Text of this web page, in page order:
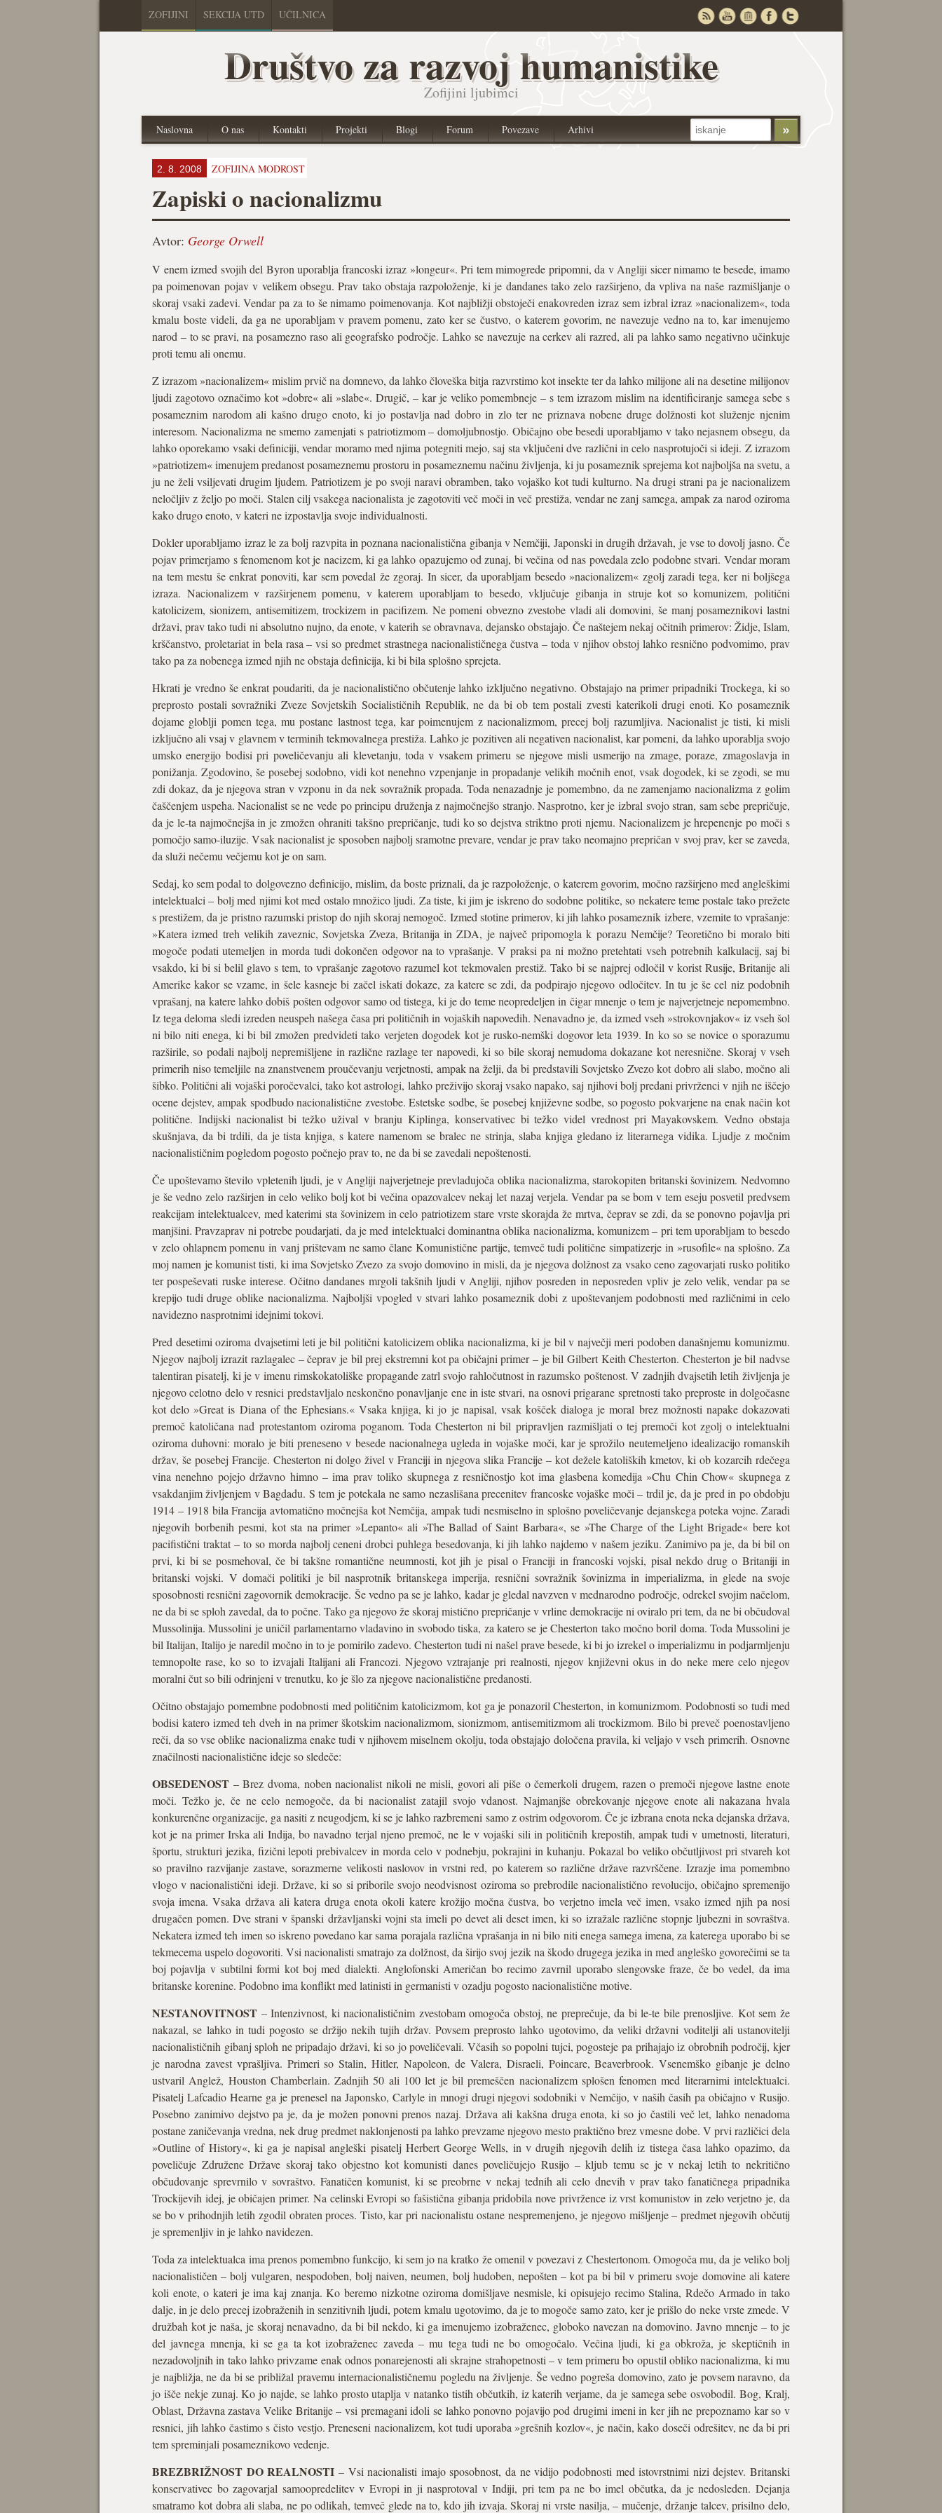
ZOFIJINI SEKCIJA UTD UČILNICA
Društvo za razvoj humanistike
Zofijini ljubimci
Naslovna O nas Kontakti Projekti Blogi Forum Povezave Arhivi
2. 8. 2008 ZOFIJINA MODROST
Zapiski o nacionalizmu
Avtor: George Orwell
V enem izmed svojih del Byron uporablja francoski izraz »longeur«. Pri tem mimogrede pripomni, da v Angliji sicer nimamo te besede, imamo
pa poimenovan pojav v velikem obsegu. Prav tako obstaja razpoloženje, ki je dandanes tako zelo razširjeno, da vpliva na naše razmišljanje o
skoraj vsaki zadevi. Vendar pa za to še nimamo poimenovanja. Kot najbližji obstoječi enakovreden izraz sem izbral izraz »nacionalizem«, toda
kmalu boste videli, da ga ne uporabljam v pravem pomenu, zato ker se čustvo, o katerem govorim, ne navezuje vedno na to, kar imenujemo
narod – to se pravi, na posamezno raso ali geografsko področje. Lahko se navezuje na cerkev ali razred, ali pa lahko samo negativno učinkuje
proti temu ali onemu.
Z izrazom »nacionalizem« mislim prvič na domnevo, da lahko človeška bitja razvrstimo kot insekte ter da lahko milijone ali na desetine milijonov
ljudi zagotovo označimo kot »dobre« ali »slabe«. Drugič, – kar je veliko pomembneje – s tem izrazom mislim na identificiranje samega sebe s
posameznim narodom ali kašno drugo enoto, ki jo postavlja nad dobro in zlo ter ne priznava nobene druge dolžnosti kot služenje njenim
interesom. Nacionalizma ne smemo zamenjati s patriotizmom – domoljubnostjo. Običajno obe besedi uporabljamo v tako nejasnem obsegu, da
lahko oporekamo vsaki definiciji, vendar moramo med njima potegniti mejo, saj sta vključeni dve različni in celo nasprotujoči si ideji. Z izrazom
»patriotizem« imenujem predanost posameznemu prostoru in posameznemu načinu življenja, ki ju posameznik sprejema kot najboljša na svetu, a
ju ne želi vsiljevati drugim ljudem. Patriotizem je po svoji naravi obramben, tako vojaško kot tudi kulturno. Na drugi strani pa je nacionalizem
neločljiv z željo po moči. Stalen cilj vsakega nacionalista je zagotoviti več moči in več prestiža, vendar ne zanj samega, ampak za narod oziroma
kako drugo enoto, v kateri ne izpostavlja svoje individualnosti.
Dokler uporabljamo izraz le za bolj razvpita in poznana nacionalistična gibanja v Nemčiji, Japonski in drugih državah, je vse to dovolj jasno. Če
pojav primerjamo s fenomenom kot je nacizem, ki ga lahko opazujemo od zunaj, bi večina od nas povedala zelo podobne stvari. Vendar moram
na tem mestu še enkrat ponoviti, kar sem povedal že zgoraj. In sicer, da uporabljam besedo »nacionalizem« zgolj zaradi tega, ker ni boljšega
izraza. Nacionalizem v razširjenem pomenu, v katerem uporabljam to besedo, vključuje gibanja in struje kot so komunizem, politični
katolicizem, sionizem, antisemitizem, trockizem in pacifizem. Ne pomeni obvezno zvestobe vladi ali domovini, še manj posameznikovi lastni
državi, prav tako tudi ni absolutno nujno, da enote, v katerih se obravnava, dejansko obstajajo. Če naštejem nekaj očitnih primerov: Židje, Islam,
krščanstvo, proletariat in bela rasa – vsi so predmet strastnega nacionalističnega čustva – toda v njihov obstoj lahko resnično podvomimo, prav
tako pa za nobenega izmed njih ne obstaja definicija, ki bi bila splošno sprejeta.
Hkrati je vredno še enkrat poudariti, da je nacionalistično občutenje lahko izključno negativno. Obstajajo na primer pripadniki Trockega, ki so
preprosto postali sovražniki Zveze Sovjetskih Socialističnih Republik, ne da bi ob tem postali zvesti katerikoli drugi enoti. Ko posameznik
dojame globlji pomen tega, mu postane lastnost tega, kar poimenujem z nacionalizmom, precej bolj razumljiva. Nacionalist je tisti, ki misli
izključno ali vsaj v glavnem v terminih tekmovalnega prestiža. Lahko je pozitiven ali negativen nacionalist, kar pomeni, da lahko uporablja svojo
umsko energijo bodisi pri poveličevanju ali klevetanju, toda v vsakem primeru se njegove misli usmerijo na zmage, poraze, zmagoslavja in
ponižanja. Zgodovino, še posebej sodobno, vidi kot nenehno vzpenjanje in propadanje velikih močnih enot, vsak dogodek, ki se zgodi, se mu
zdi dokaz, da je njegova stran v vzponu in da nek sovražnik propada. Toda nenazadnje je pomembno, da ne zamenjamo nacionalizma z golim
čaščenjem uspeha. Nacionalist se ne vede po principu druženja z najmočnejšo stranjo. Nasprotno, ker je izbral svojo stran, sam sebe prepričuje,
da je le-ta najmočnejša in je zmožen ohraniti takšno prepričanje, tudi ko so dejstva striktno proti njemu. Nacionalizem je hrepenenje po moči s
pomočjo samo-iluzije. Vsak nacionalist je sposoben najbolj sramotne prevare, vendar je prav tako neomajno prepričan v svoj prav, ker se zaveda,
da služi nečemu večjemu kot je on sam.
Sedaj, ko sem podal to dolgovezno definicijo, mislim, da boste priznali, da je razpoloženje, o katerem govorim, močno razširjeno med angleškimi
intelektualci – bolj med njimi kot med ostalo množico ljudi. Za tiste, ki jim je iskreno do sodobne politike, so nekatere teme postale tako prežete
s prestižem, da je pristno razumski pristop do njih skoraj nemogoč. Izmed stotine primerov, ki jih lahko posameznik izbere, vzemite to vprašanje:
»Katera izmed treh velikih zaveznic, Sovjetska Zveza, Britanija in ZDA, je največ pripomogla k porazu Nemčije? Teoretično bi moralo biti
mogoče podati utemeljen in morda tudi dokončen odgovor na to vprašanje. V praksi pa ni možno pretehtati vseh potrebnih kalkulacij, saj bi
vsakdo, ki bi si belil glavo s tem, to vprašanje zagotovo razumel kot tekmovalen prestiž. Tako bi se najprej odločil v korist Rusije, Britanije ali
Amerike kakor se vzame, in šele kasneje bi začel iskati dokaze, za katere se zdi, da podpirajo njegovo odločitev. In tu je še cel niz podobnih
vprašanj, na katere lahko dobiš pošten odgovor samo od tistega, ki je do teme neopredeljen in čigar mnenje o tem je najverjetneje nepomembno.
Iz tega deloma sledi izreden neuspeh našega časa pri političnih in vojaških napovedih. Nenavadno je, da izmed vseh »strokovnjakov« iz vseh šol
ni bilo niti enega, ki bi bil zmožen predvideti tako verjeten dogodek kot je rusko-nemški dogovor leta 1939. In ko so se novice o sporazumu
razširile, so podali najbolj nepremišljene in različne razlage ter napovedi, ki so bile skoraj nemudoma dokazane kot neresnične. Skoraj v vseh
primerih niso temeljile na znanstvenem proučevanju verjetnosti, ampak na želji, da bi predstavili Sovjetsko Zvezo kot dobro ali slabo, močno ali
šibko. Politični ali vojaški poročevalci, tako kot astrologi, lahko preživijo skoraj vsako napako, saj njihovi bolj predani privrženci v njih ne iščejo
ocene dejstev, ampak spodbudo nacionalistične zvestobe. Estetske sodbe, še posebej književne sodbe, so pogosto pokvarjene na enak način kot
politične. Indijski nacionalist bi težko užival v branju Kiplinga, konservativec bi težko videl vrednost pri Mayakovskem. Vedno obstaja
skušnjava, da bi trdili, da je tista knjiga, s katere namenom se bralec ne strinja, slaba knjiga gledano iz literarnega vidika. Ljudje z močnim
nacionalističnim pogledom pogosto počnejo prav to, ne da bi se zavedali nepoštenosti.
Če upoštevamo število vpletenih ljudi, je v Angliji najverjetneje prevladujoča oblika nacionalizma, starokopiten britanski šovinizem. Nedvomno
je še vedno zelo razširjen in celo veliko bolj kot bi večina opazovalcev nekaj let nazaj verjela. Vendar pa se bom v tem eseju posvetil predvsem
reakcijam intelektualcev, med katerimi sta šovinizem in celo patriotizem stare vrste skorajda že mrtva, čeprav se zdi, da se ponovno pojavlja pri
manjšini. Pravzaprav ni potrebe poudarjati, da je med intelektualci dominantna oblika nacionalizma, komunizem – pri tem uporabljam to besedo
v zelo ohlapnem pomenu in vanj prištevam ne samo člane Komunistične partije, temveč tudi politične simpatizerje in »rusofile« na splošno. Za
moj namen je komunist tisti, ki ima Sovjetsko Zvezo za svojo domovino in misli, da je njegova dolžnost za vsako ceno zagovarjati rusko politiko
ter pospeševati ruske interese. Očitno dandanes mrgoli takšnih ljudi v Angliji, njihov posreden in neposreden vpliv je zelo velik, vendar pa se
krepijo tudi druge oblike nacionalizma. Najboljši vpogled v stvari lahko posameznik dobi z upoštevanjem podobnosti med različnimi in celo
navidezno nasprotnimi idejnimi tokovi.
Pred desetimi oziroma dvajsetimi leti je bil politični katolicizem oblika nacionalizma, ki je bil v največji meri podoben današnjemu komunizmu.
Njegov najbolj izrazit razlagalec – čeprav je bil prej ekstremni kot pa običajni primer – je bil Gilbert Keith Chesterton. Chesterton je bil nadvse
talentiran pisatelj, ki je v imenu rimskokatoliške propagande zatrl svojo rahločutnost in razumsko poštenost. V zadnjih dvajsetih letih življenja je
njegovo celotno delo v resnici predstavljalo neskončno ponavljanje ene in iste stvari, na osnovi prigarane spretnosti tako preproste in dolgočasne
kot delo »Great is Diana of the Ephesians.« Vsaka knjiga, ki jo je napisal, vsak košček dialoga je moral brez možnosti napake dokazovati
premoč katoličana nad protestantom oziroma poganom. Toda Chesterton ni bil pripravljen razmišljati o tej premoči kot zgolj o intelektualni
oziroma duhovni: moralo je biti preneseno v besede nacionalnega ugleda in vojaške moči, kar je sprožilo neutemeljeno idealizacijo romanskih
držav, še posebej Francije. Chesterton ni dolgo živel v Franciji in njegova slika Francije – kot dežele katoliških kmetov, ki ob kozarcih rdečega
vina nenehno pojejo državno himno – ima prav toliko skupnega z resničnostjo kot ima glasbena komedija »Chu Chin Chow« skupnega z
vsakdanjim življenjem v Bagdadu. S tem je potekala ne samo nezaslišana precenitev francoske vojaške moči – trdil je, da je pred in po obdobju
1914 – 1918 bila Francija avtomatično močnejša kot Nemčija, ampak tudi nesmiselno in splošno poveličevanje dejanskega poteka vojne. Zaradi
njegovih borbenih pesmi, kot sta na primer »Lepanto« ali »The Ballad of Saint Barbara«, se »The Charge of the Light Brigade« bere kot
pacifistični traktat – to so morda najbolj ceneni drobci puhlega besedovanja, ki jih lahko najdemo v našem jeziku. Zanimivo pa je, da bi bil on
prvi, ki bi se posmehoval, če bi takšne romantične neumnosti, kot jih je pisal o Franciji in francoski vojski, pisal nekdo drug o Britaniji in
britanski vojski. V domači politiki je bil nasprotnik britanskega imperija, resnični sovražnik šovinizma in imperializma, in glede na svoje
sposobnosti resnični zagovornik demokracije. Še vedno pa se je lahko, kadar je gledal navzven v mednarodno področje, odrekel svojim načelom,
ne da bi se sploh zavedal, da to počne. Tako ga njegovo že skoraj mistično prepričanje v vrline demokracije ni oviralo pri tem, da ne bi občudoval
Mussolinija. Mussolini je uničil parlamentarno vladavino in svobodo tiska, za katero se je Chesterton tako močno boril doma. Toda Mussolini je
bil Italijan, Italijo je naredil močno in to je pomirilo zadevo. Chesterton tudi ni našel prave besede, ki bi jo izrekel o imperializmu in podjarmljenju
temnopolte rase, ko so to izvajali Italijani ali Francozi. Njegovo vztrajanje pri realnosti, njegov književni okus in do neke mere celo njegov
moralni čut so bili odrinjeni v trenutku, ko je šlo za njegove nacionalistične predanosti.
Očitno obstajajo pomembne podobnosti med političnim katolicizmom, kot ga je ponazoril Chesterton, in komunizmom. Podobnosti so tudi med
bodisi katero izmed teh dveh in na primer škotskim nacionalizmom, sionizmom, antisemitizmom ali trockizmom. Bilo bi preveč poenostavljeno
reči, da so vse oblike nacionalizma enake tudi v njihovem miselnem okolju, toda obstajajo določena pravila, ki veljajo v vseh primerih. Osnovne
značilnosti nacionalistične ideje so sledeče:
OBSEDENOST – Brez dvoma, noben nacionalist nikoli ne misli, govori ali piše o čemerkoli drugem, razen o premoči njegove lastne enote
moči. Težko je, če ne celo nemogoče, da bi nacionalist zatajil svojo vdanost. Najmanjše obrekovanje njegove enote ali nakazana hvala
konkurenčne organizacije, ga nasiti z neugodjem, ki se je lahko razbremeni samo z ostrim odgovorom. Če je izbrana enota neka dejanska država,
kot je na primer Irska ali Indija, bo navadno terjal njeno premoč, ne le v vojaški sili in političnih krepostih, ampak tudi v umetnosti, literaturi,
športu, strukturi jezika, fizični lepoti prebivalcev in morda celo v podnebju, pokrajini in kuhanju. Pokazal bo veliko občutljivost pri stvareh kot
so pravilno razvijanje zastave, sorazmerne velikosti naslovov in vrstni red, po katerem so različne države razvrščene. Izrazje ima pomembno
vlogo v nacionalistični ideji. Države, ki so si priborile svojo neodvisnost oziroma so prebrodile nacionalistično revolucijo, običajno spremenijo
svoja imena. Vsaka država ali katera druga enota okoli katere krožijo močna čustva, bo verjetno imela več imen, vsako izmed njih pa nosi
drugačen pomen. Dve strani v španski državljanski vojni sta imeli po devet ali deset imen, ki so izražale različne stopnje ljubezni in sovraštva.
Nekatera izmed teh imen so iskreno povedano kar sama porajala različna vprašanja in ni bilo niti enega samega imena, za katerega uporabo bi se
tekmecema uspelo dogovoriti. Vsi nacionalisti smatrajo za dolžnost, da širijo svoj jezik na škodo drugega jezika in med angleško govorečimi se ta
boj pojavlja v subtilni formi kot boj med dialekti. Anglofonski Američan bo recimo zavrnil uporabo slengovske fraze, če bo vedel, da ima
britanske korenine. Podobno ima konflikt med latinisti in germanisti v ozadju pogosto nacionalistične motive.
NESTANOVITNOST – Intenzivnost, ki nacionalističnim zvestobam omogoča obstoj, ne preprečuje, da bi le-te bile prenosljive. Kot sem že
nakazal, se lahko in tudi pogosto se držijo nekih tujih držav. Povsem preprosto lahko ugotovimo, da veliki državni voditelji ali ustanovitelji
nacionalističnih gibanj sploh ne pripadajo državi, ki so jo poveličevali. Včasih so popolni tujci, pogosteje pa prihajajo iz obrobnih področij, kjer
je narodna zavest vprašljiva. Primeri so Stalin, Hitler, Napoleon, de Valera, Disraeli, Poincare, Beaverbrook. Vsenemško gibanje je delno
ustvaril Anglež, Houston Chamberlain. Zadnjih 50 ali 100 let je bil premeščen nacionalizem splošen fenomen med literarnimi intelektualci.
Pisatelj Lafcadio Hearne ga je prenesel na Japonsko, Carlyle in mnogi drugi njegovi sodobniki v Nemčijo, v naših časih pa običajno v Rusijo.
Posebno zanimivo dejstvo pa je, da je možen ponovni prenos nazaj. Država ali kakšna druga enota, ki so jo častili več let, lahko nenadoma
postane zaničevanja vredna, nek drug predmet naklonjenosti pa lahko prevzame njegovo mesto praktično brez vmesne dobe. V prvi različici dela
»Outline of History«, ki ga je napisal angleški pisatelj Herbert George Wells, in v drugih njegovih delih iz tistega časa lahko opazimo, da
poveličuje Združene Države skoraj tako objestno kot komunisti danes poveličujejo Rusijo – kljub temu se je v nekaj letih to nekritično
občudovanje sprevrnilo v sovraštvo. Fanatičen komunist, ki se preobrne v nekaj tednih ali celo dnevih v prav tako fanatičnega pripadnika
Trockijevih idej, je običajen primer. Na celinski Evropi so fašistična gibanja pridobila nove privržence iz vrst komunistov in zelo verjetno je, da
se bo v prihodnjih letih zgodil obraten proces. Tisto, kar pri nacionalistu ostane nespremenjeno, je njegovo mišljenje – predmet njegovih občutij
je spremenljiv in je lahko navidezen.
Toda za intelektualca ima prenos pomembno funkcijo, ki sem jo na kratko že omenil v povezavi z Chestertonom. Omogoča mu, da je veliko bolj
nacionalističen – bolj vulgaren, nespodoben, bolj naiven, neumen, bolj hudoben, nepošten – kot pa bi bil v primeru svoje domovine ali katere
koli enote, o kateri je ima kaj znanja. Ko beremo nizkotne oziroma domišljave nesmisle, ki opisujejo recimo Stalina, Rdečo Armado in tako
dalje, in je delo precej izobraženih in senzitivnih ljudi, potem kmalu ugotovimo, da je to mogoče samo zato, ker je prišlo do neke vrste zmede. V
družbah kot je naša, je skoraj nenavadno, da bi bil nekdo, ki ga imenujemo izobraženec, globoko navezan na domovino. Javno mnenje – to je
del javnega mnenja, ki se ga ta kot izobraženec zaveda – mu tega tudi ne bo omogočalo. Večina ljudi, ki ga obkroža, je skeptičnih in
nezadovoljnih in tako lahko privzame enak odnos ponarejenosti ali skrajne strahopetnosti – v tem primeru bo opustil obliko nacionalizma, ki mu
je najbližja, ne da bi se približal pravemu internacionalističnemu pogledu na življenje. Še vedno pogreša domovino, zato je povsem naravno, da
jo išče nekje zunaj. Ko jo najde, se lahko prosto utaplja v natanko tistih občutkih, iz katerih verjame, da je samega sebe osvobodil. Bog, Kralj,
Oblast, Državna zastava Velike Britanije – vsi premagani idoli se lahko ponovno pojavijo pod drugimi imeni in ker jih ne prepoznamo kar so v
resnici, jih lahko častimo s čisto vestjo. Preneseni nacionalizem, kot tudi uporaba »grešnih kozlov«, je način, kako doseči odrešitev, ne da bi pri
tem spreminjali posameznikovo vedenje.
BREZBRIŽNOST DO REALNOSTI – Vsi nacionalisti imajo sposobnost, da ne vidijo podobnosti med istovrstnimi nizi dejstev. Britanski
konservativec bo zagovarjal samoopredelitev v Evropi in ji nasprotoval v Indiji, pri tem pa ne bo imel občutka, da je nedosleden. Dejanja
smatramo kot dobra ali slaba, ne po odlikah, temveč glede na to, kdo jih izvaja. Skoraj ni vrste nasilja, – mučenje, držanje talcev, prisilno delo,